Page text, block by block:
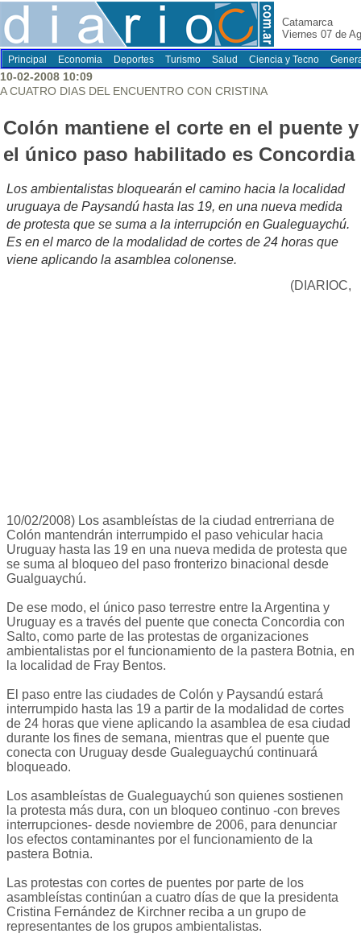
Catamarca
Viernes 07 de
Principal Economia Deportes Turismo Salud Ciencia y Tecno
10-02-2008 10:09
A CUATRO DIAS DEL ENCUENTRO CON CRISTINA
Colón mantiene el corte en el puente y
el único paso habilitado es Concordia
Los ambientalistas bloquearán el camino hacia la localidad
uruguaya de Paysandú hasta las 19, en una nueva medida
de protesta que se suma a la interrupción en Gualeguaychú.
Es en el marco de la modalidad de cortes de 24 horas que
viene aplicando la asamblea colonense.
(DIARIOC,
10/02/2008) Los asambleístas de la ciudad entrerriana de
Colón mantendrán interrumpido el paso vehicular hacia
Uruguay hasta las 19 en una nueva medida de protesta que
se suma al bloqueo del paso fronterizo binacional desde
Gualguaychú.
De ese modo, el único paso terrestre entre la Argentina y
Uruguay es a través del puente que conecta Concordia con
Salto, como parte de las protestas de organizaciones
ambientalistas por el funcionamiento de la pastera Botnia, en
la localidad de Fray Bentos.
El paso entre las ciudades de Colón y Paysandú estará
interrumpido hasta las 19 a partir de la modalidad de cortes
de 24 horas que viene aplicando la asamblea de esa ciudad
durante los fines de semana, mientras que el puente que
conecta con Uruguay desde Gualeguaychú continuará
bloqueado.
Los asambleístas de Gualeguaychú son quienes sostienen
la protesta más dura, con un bloqueo continuo -con breves
interrupciones- desde noviembre de 2006, para denunciar
los efectos contaminantes por el funcionamiento de la
pastera Botnia.
Las protestas con cortes de puentes por parte de los
asambleístas continúan a cuatro días de que la presidenta
Cristina Fernández de Kirchner reciba a un grupo de
representantes de los grupos ambientalistas.